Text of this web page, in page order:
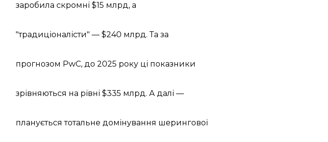
заробила скромні $15 млрд, а
"традиціоналісти" — $240 млрд. Та за
прогнозом PwC, до 2025 року ці показники
зрівняються на рівні $335 млрд. А далі —
планується тотальне домінування шерингової